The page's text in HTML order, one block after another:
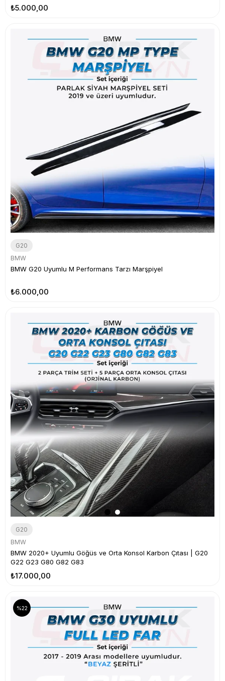
₺5.000,00
G20
BMW
BMW G20 Uyumlu M Performans Tarzı Marşpiyel
₺6.000,00
G20
BMW
BMW 2020+ Uyumlu Göğüs ve Orta Konsol Karbon Çıtası | G20
G22 G23 G80 G82 G83
₺17.000,00
%22